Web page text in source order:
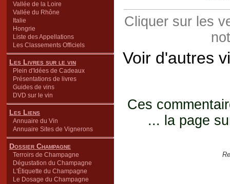
Vallée de la Loire
Vallée du Rhône
Italie
Hongrie
Liste des Appellations
Les Classements Officiels
Les Livres sur le vin
Plein d'Idées de Cadeaux
Présentations de livres
Guides de vins
DVD sur le vin
Les Liens
Annuaire du Vin
Annuaire Sites de Vignerons
Dossier Champagne
Terroirs de Champagne
Dégustation du Champagne
L'Étiquette du Champagne
Le Dosage du Champagne
Cliquer sur les
Voir d'autres
Ces
... la page